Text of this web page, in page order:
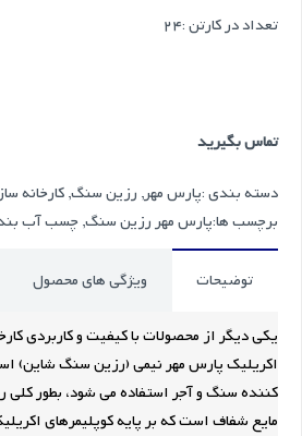
تعداد در کارتن :24
تماس بگیرید
دسته بندی :پارس مهر, رزین سنگ,کارخانه
برچسب ها:پارس مهر رزین سنگ,چسب آب
توضیحات ویژگی های محصول
یکی دیگر از محصولات با کیفیت و کاربردی
اکریلیک پارس مهر نیمی (رزین سنگ شاین)
کننده سنگ و آجر استفاده می شود، بطور
مایع شفاف است که بر پایه کوپلیمرهای